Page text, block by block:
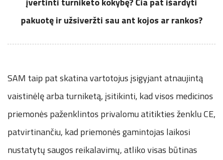
pakuotę ir užsiveržti sau ant kojos ar rankos?
SAM taip pat skatina vartotojus įsigyjant atnaujintą
vaistinėlę arba turniketą, įsitikinti, kad visos medicinos
priemonės paženklintos privalomu atitikties ženklu CE,
patvirtinančiu, kad priemonės gamintojas laikosi
nustatytų saugos reikalavimų, atliko visas būtinas